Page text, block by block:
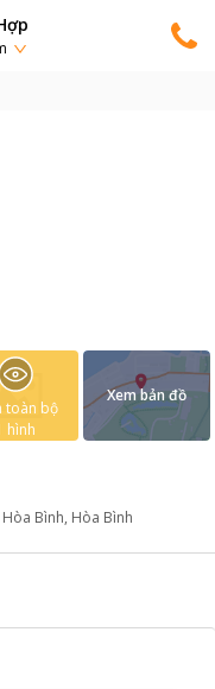
Bình, Hòa Bình
toàn bộ
hình
Xem bản đồ